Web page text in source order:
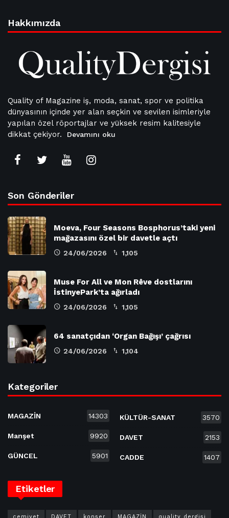
Hakkımızda
Quality of Magazine iş, moda, sanat, spor ve politika
dünyasının içinde yer alan seçkin ve sevilen isimleriyle
yapılan özel röportajlar ve yüksek resim kalitesiyle
dikkat çekiyor.
Devamını oku
Son Gönderiler
Moeva, Four Seasons Bosphorus’taki yeni
mağazasını özel bir davetle açtı
24/06/2026 1,105
Muse For All ve Mon Rêve dostlarını
İstinyePark’ta ağırladı
24/06/2026 1,105
64 sanatçıdan ‘Organ Bağışı’ çağrısı
24/06/2026 1,104
Kategoriler
MAGAZİN 14303
Manşet 9920
GÜNCEL 5901
KÜLTÜR-SANAT 3570
DAVET 2153
CADDE 1407
Etiketler